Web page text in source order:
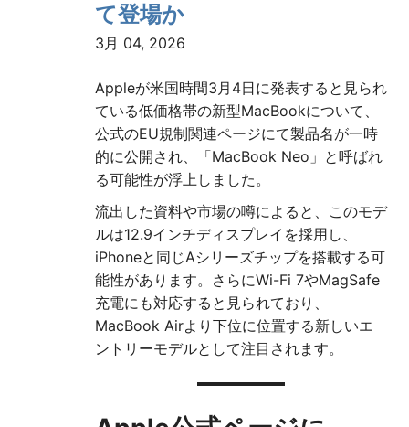
て登場か
3月 04, 2026
Appleが米国時間3月4日に発表すると見られ
ている低価格帯の新型MacBookについて、
公式のEU規制関連ページにて製品名が一時
的に公開され、「MacBook Neo」と呼ばれ
る可能性が浮上しました。
流出した資料や市場の噂によると、このモデ
ルは12.9インチディスプレイを採用し、
iPhoneと同じAシリーズチップを搭載する可
能性があります。さらにWi-Fi 7やMagSafe
充電にも対応すると見られており、
MacBook Airより下位に位置する新しいエ
ントリーモデルとして注目されます。